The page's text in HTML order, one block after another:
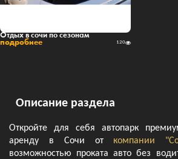
Отдых в сочи по сезонам
подробнее 120
Описание раздела
Откройте для себя автопарк
аренду в Сочи от компании
возможностью проката авто без